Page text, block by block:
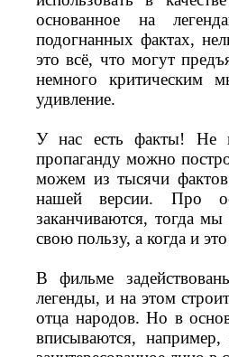
основанное на
подогнанных фактах,
это всё, что могут
немного критическим
удивление.
У нас есть факты! Не
пропаганду можно
можем из тысячи
нашей версии. Про
заканчиваются, тогда
свою пользу, а когда и
В фильме
легенды, и на этом
отца народов. Но в
вписываются,